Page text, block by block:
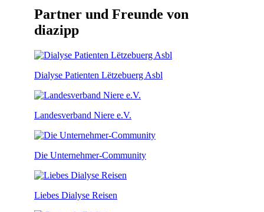
Partner und Freunde von
diazipp
Dialyse Patienten Lëtzebuerg Asbl
Landesverband Niere e.V.
Die Unternehmer-Community
Liebes Dialyse Reisen